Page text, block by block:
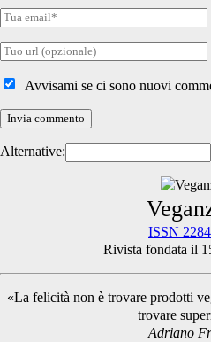
Tua
Tuo
internetAvvisami se ci sono nuovi
Alternative:
Sidebar
ISSN
Rivista fondata il
«La felicità non è trovare prodotti
trovare
Adriano